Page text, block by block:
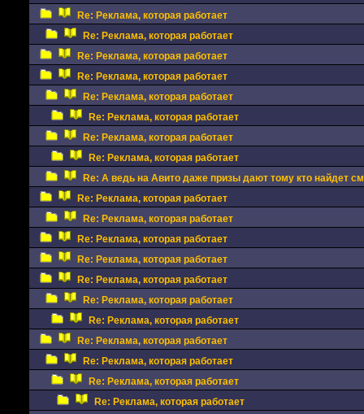
Re: Реклама, которая работает
Re: Реклама, которая работает
Re: Реклама, которая работает
Re: Реклама, которая работает
Re: Реклама, которая работает
Re: Реклама, которая работает
Re: Реклама, которая работает
Re: Реклама, которая работает
Re: А ведь на Авито даже призы дают тому кто найдет
Re: Реклама, которая работает
Re: Реклама, которая работает
Re: Реклама, которая работает
Re: Реклама, которая работает
Re: Реклама, которая работает
Re: Реклама, которая работает
Re: Реклама, которая работает
Re: Реклама, которая работает
Re: Реклама, которая работает
Re: Реклама, которая работает
Re: Реклама, которая работает